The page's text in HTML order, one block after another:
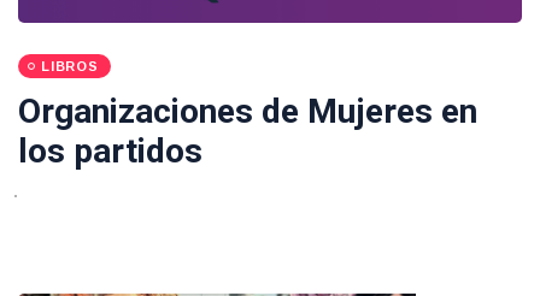
LIBROS
Organizaciones de Mujeres en
los partidos